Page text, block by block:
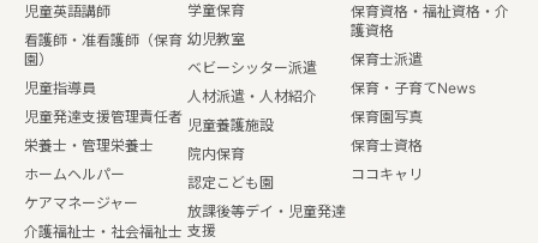
児童英語講師
看護師・准看護師（保育
園）
児童指導員
児童発達支援管理責任者
栄養士・管理栄養士
ホームヘルパー
ケアマネージャー
介護福祉士・社会福祉士
学童保育
幼児教室
ベビーシッター派遣
人材派遣・人材紹介
児童養護施設
院内保育
認定こども園
放課後等デイ・児童発達
支援
保育資格・福祉資格・介
護資格
保育士派遣
保育・子育てNews
保育園写真
保育士資格
ココキャリ